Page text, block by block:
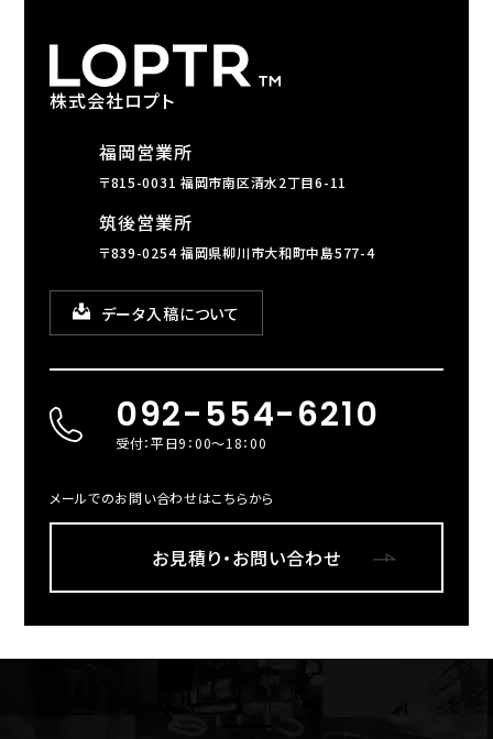
株式会社ロプト
福岡営業所
〒815-0031 福岡市南区清水2丁目6-11
筑後営業所
〒839-0254 福岡県柳川市大和町中島577-4
データ入稿について
092-554-6210
受付：平日9：00～18：00
メールでのお問い合わせはこちらから
お見積り・お問い合わせ